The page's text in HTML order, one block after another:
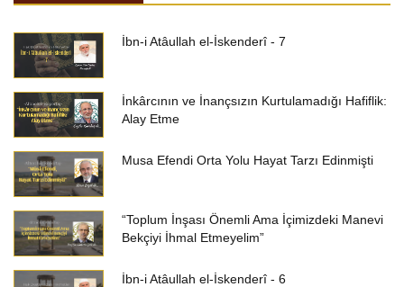
İbn-i Atâullah el-İskenderî - 7
İnkârcının ve İnançsızın Kurtulamadığı Hafiflik:
Alay Etme
Musa Efendi Orta Yolu Hayat Tarzı Edinmişti
“Toplum İnşası Önemli Ama İçimizdeki Manevi
Bekçiyi İhmal Etmeyelim”
İbn-i Atâullah el-İskenderî - 6